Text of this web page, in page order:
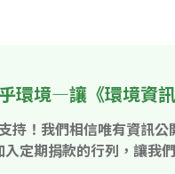
環境—讓《環境資
持！我們相信唯有資訊
定期捐款的行列，讓我